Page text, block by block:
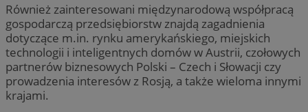
Również zainteresowani międzynarodową współpracą
gospodarczą przedsiębiorstw znajdą zagadnienia
dotyczące m.in. rynku amerykańskiego, miejskich
technologii i inteligentnych domów w Austrii, czołowych
partnerów biznesowych Polski – Czech i Słowacji czy
prowadzenia interesów z Rosją, a także wieloma innymi
krajami.